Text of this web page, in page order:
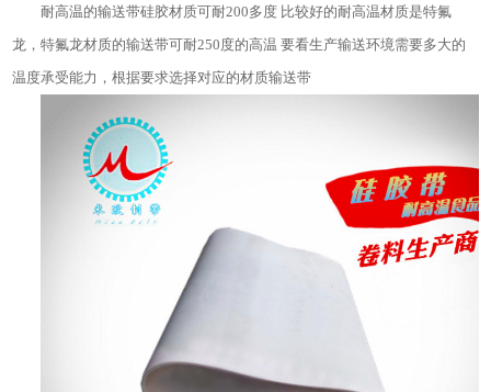
耐高温的输送带硅胶材质可耐200多度 比较好的耐高温材质是特氟
龙，特氟龙材质的输送带可耐250度的高温 要看生产输送环境需要多大的
温度承受能力，根据要求选择对应的材质输送带